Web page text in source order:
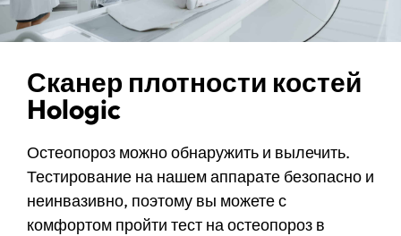
Сканер плотности костей
Hologic
Остеопороз можно обнаружить и вылечить.
Тестирование на нашем аппарате безопасно и
неинвазивно, поэтому вы можете с
комфортом пройти тест на остеопороз в